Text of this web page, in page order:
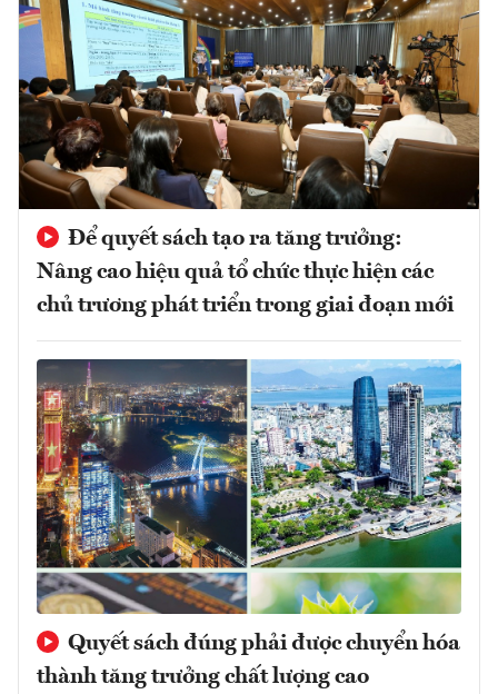
Để quyết sách tạo ra tăng trưởng:
Nâng cao hiệu quả tổ chức thực hiện các
chủ trương phát triển trong giai đoạn mới
Quyết sách đúng phải được chuyển hóa
thành tăng trưởng chất lượng cao